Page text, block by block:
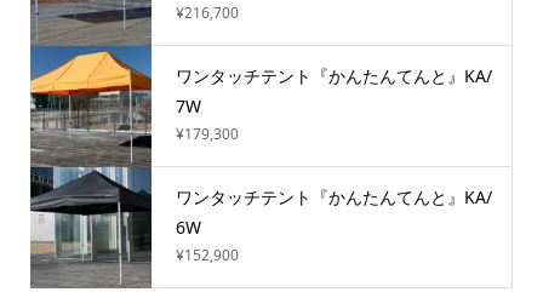
¥216,700
ワンタッチテント『かんたんてんと』KA/
7W
¥179,300
ワンタッチテント『かんたんてんと』KA/
6W
¥152,900